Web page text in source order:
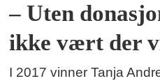
– Uten
ikke vært der
I 2017 vinner Tanja